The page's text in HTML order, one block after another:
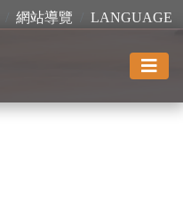
網站導覽 LANGUAGE